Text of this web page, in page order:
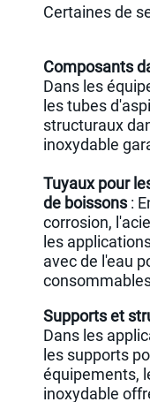
Certaines de
Composants
Dans les
les tubes
structuraux
inoxydable
Tuyaux pour
de boissons:
corrosion,
les
avec de l'eau
Supports et
Dans les
les supports
équipements,
inoxydable